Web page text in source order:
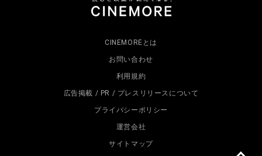
CINEMOREとは
お問い合わせ
利用規約
広告掲載 / PR / プレスリリースについて
プライバシーポリシー
運営会社
サイトマップ